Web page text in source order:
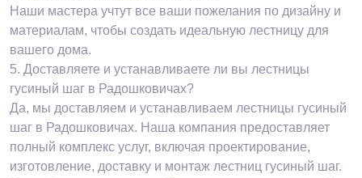
Наши мастера учтут все ваши пожелания по дизайну и
материалам, чтобы создать идеальную лестницу для
вашего дома.
5. Доставляете и устанавливаете ли вы лестницы
гусиный шаг в Радошковичах?
Да, мы доставляем и устанавливаем лестницы гусиный
шаг в Радошковичах. Наша компания предоставляет
полный комплекс услуг, включая проектирование,
изготовление, доставку и монтаж лестниц гусиный шаг.